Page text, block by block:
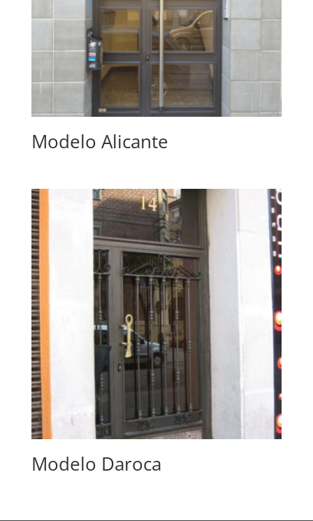
Modelo Alicante
Modelo Daroca